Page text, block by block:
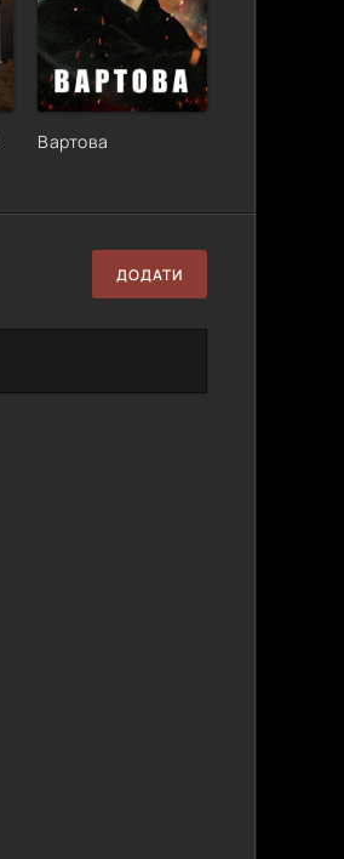
Вартова
ДОДАТИ